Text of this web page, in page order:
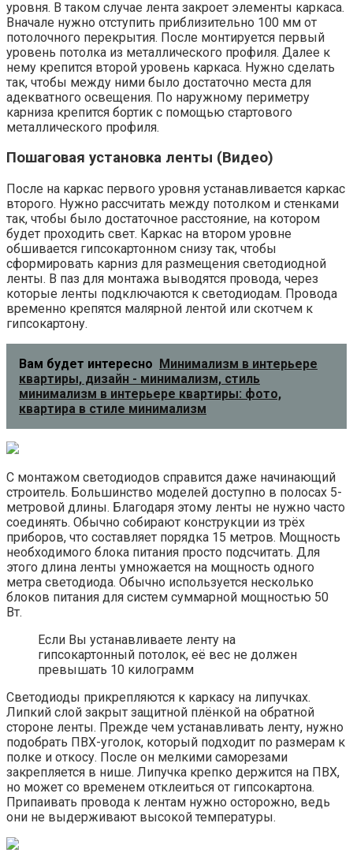
уровня. В таком случае лента закроет элементы каркаса.
Вначале нужно отступить приблизительно 100 мм от
потолочного перекрытия. После монтируется первый
уровень потолка из металлического профиля. Далее к
нему крепится второй уровень каркаса. Нужно сделать
так, чтобы между ними было достаточно места для
адекватного освещения. По наружному периметру
карниза крепится бортик с помощью стартового
металлического профиля.
Пошаговая установка ленты (Видео)
После на каркас первого уровня устанавливается каркас
второго. Нужно рассчитать между потолком и стенками
так, чтобы было достаточное расстояние, на котором
будет проходить свет. Каркас на втором уровне
обшивается гипсокартонном снизу так, чтобы
сформировать карниз для размещения светодиодной
ленты. В паз для монтажа выводятся провода, через
которые ленты подключаются к светодиодам. Провода
временно крепятся малярной лентой или скотчем к
гипсокартону.
Вам будет интересно Минимализм в интерьере
квартиры, дизайн - минимализм, стиль
минимализм в интерьере квартиры: фото,
квартира в стиле минимализм
С монтажом светодиодов справится даже начинающий
строитель. Большинство моделей доступно в полосах 5-
метровой длины. Благодаря этому ленты не нужно часто
соединять. Обычно собирают конструкции из трёх
приборов, что составляет порядка 15 метров. Мощность
необходимого блока питания просто подсчитать. Для
этого длина ленты умножается на мощность одного
метра светодиода. Обычно используется несколько
блоков питания для систем суммарной мощностью 50
Вт.
Если Вы устанавливаете ленту на
гипсокартонный потолок, её вес не должен
превышать 10 килограмм
Светодиоды прикрепляются к каркасу на липучках.
Липкий слой закрыт защитной плёнкой на обратной
стороне ленты. Прежде чем устанавливать ленту, нужно
подобрать ПВХ-уголок, который подходит по размерам к
полке и откосу. После он мелкими саморезами
закрепляется в нише. Липучка крепко держится на ПВХ,
но может со временем отклеиться от гипсокартона.
Припаивать провода к лентам нужно осторожно, ведь
они не выдерживают высокой температуры.